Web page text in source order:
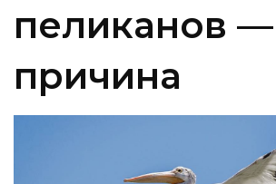
пеликанов
причина